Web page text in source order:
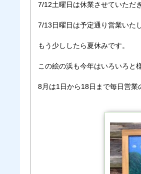
7/12土曜日は休業させていただ
7/13日曜日は予定通り営業いた
もう少ししたら夏休みです。
この絵の浜も今年はいろいろと
8月は1日から18日まで毎日営業